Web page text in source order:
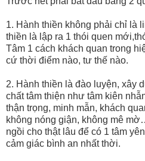
1. Hành thiền không phải chỉ là
thiền là lập ra 1 thói quen
Tâm 1 cách khách quan trong
cứ thời điểm nào, tư thế nào.
2. Hành thiền là đào luyện, xây
chất tâm thiện như tâm kiên
thận trọng, minh mẫn, khách
không nóng giận, không mê
ngồi cho thật lâu để có 1 tâm
cảm giác bình an nhất thời.